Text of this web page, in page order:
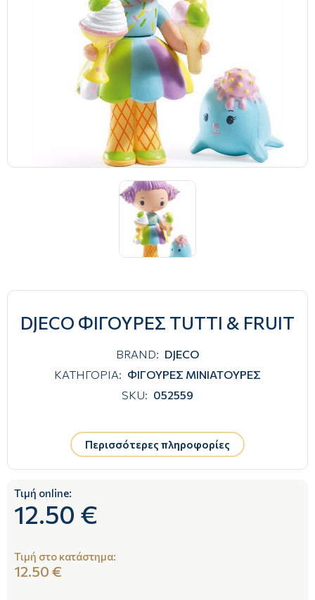
DJECO ΦΙΓΟΥΡΕΣ TUTTI & FRUIT
BRAND: DJECO
ΚΑΤΗΓΟΡΙΑ: ΦΙΓΟΥΡΕΣ ΜΙΝΙΑΤΟΥΡΕΣ
SKU: 052559
Περισσότερες πληροφορίες
Τιμή online:
12.50 €
Τιμή στο κατάστημα:
12.50 €